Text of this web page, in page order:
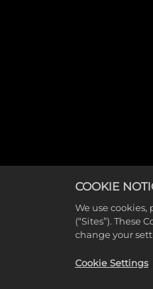
COOKIE
We use
(“Sites”).
change your
Cookie Settings